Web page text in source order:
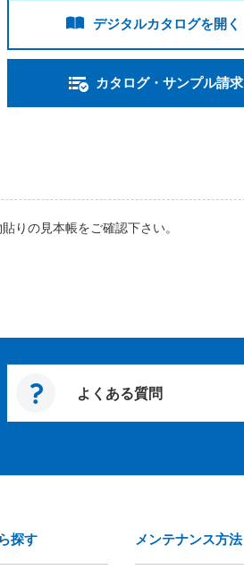
デジタルカタログを開く
カタログ・サンプル請求
りの見本帳をご確認下さい。
よくある質問
探す メンテナンス方法